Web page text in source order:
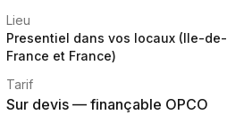
Lieu
Presentiel dans vos locaux (Ile-de-
France et France)
Tarif
Sur devis — finançable OPCO